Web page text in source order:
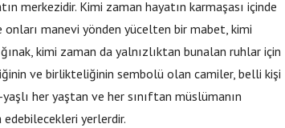
merkezidir. Kimi zaman hayatın karmaşası içinde
onları manevi yönden yücelten bir mabet, kimi
kimi zaman da yalnızlıktan bunalan ruhlar için
ve birlikteliğinin sembolü olan camiler, belli kişi
her yaştan ve her sınıftan müslümanın
yerlerdir.